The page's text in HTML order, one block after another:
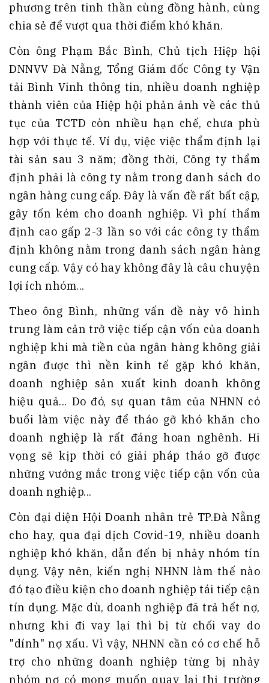
phương trên tinh thần cùng đồng hành, cùng
chia sẻ để vượt qua thời điểm khó khăn.
Còn ông Phạm Bắc Bình, Chủ tịch Hiệp hội
DNNVV Đà Nẵng, Tổng Giám đốc Công ty Vận
tải Bình Vinh thông tin, nhiều doanh nghiệp
thành viên của Hiệp hội phản ảnh về các thủ
tục của TCTD còn nhiều hạn chế, chưa phù
hợp với thực tế. Ví dụ, việc việc thẩm định lại
tài sản sau 3 năm; đồng thời, Công ty thẩm
định phải là công ty nằm trong danh sách do
ngân hàng cung cấp. Đây là vấn đề rất bất cập,
gây tốn kém cho doanh nghiệp. Vì phí thẩm
định cao gấp 2-3 lần so với các công ty thẩm
định không nằm trong danh sách ngân hàng
cung cấp. Vậy có hay không đây là câu chuyện
lợi ích nhóm...
Theo ông Bình, những vấn đề này vô hình
trung làm cản trở việc tiếp cận vốn của doanh
nghiệp khi mà tiền của ngân hàng không giải
ngân được thì nền kinh tế gặp khó khăn,
doanh nghiệp sản xuất kinh doanh không
hiệu quả... Do đó, sự quan tâm của NHNN có
buổi làm việc này để tháo gỡ khó khăn cho
doanh nghiệp là rất đáng hoan nghênh. Hi
vọng sẽ kịp thời có giải pháp tháo gỡ được
những vướng mắc trong việc tiếp cận vốn của
doanh nghiệp...
Còn đại diện Hội Doanh nhân trẻ TP.Đà Nẵng
cho hay, qua đại dịch Covid-19, nhiều doanh
nghiệp khó khăn, dẫn đến bị nhảy nhóm tín
dụng. Vậy nên, kiến nghị NHNN làm thế nào
đó tạo điều kiện cho doanh nghiệp tái tiếp cận
tín dụng. Mặc dù, doanh nghiệp đã trả hết nợ,
nhưng khi đi vay lại thì bị từ chối vay do
"dính" nợ xấu. Vì vậy, NHNN cần có cơ chế hỗ
trợ cho những doanh nghiệp từng bị nhảy
nhóm nợ có mong muốn quay lại thị trường